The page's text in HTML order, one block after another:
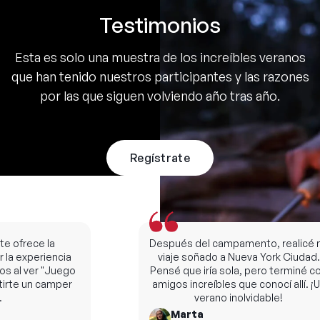
Testimonios
Esta es solo una muestra de los increíbles veranos
que han tenido nuestros participantes y las razones
por las que siguen volviendo año tras año.
Regístrate
ofrece la
experiencia
al ver "Juego
un camper
Después del campamento, realicé mi
viaje soñado a Nueva York Ciudad.
Pensé que iría sola, pero terminé con
amigos increíbles que conocí allí. ¡Un
verano inolvidable!
Marta